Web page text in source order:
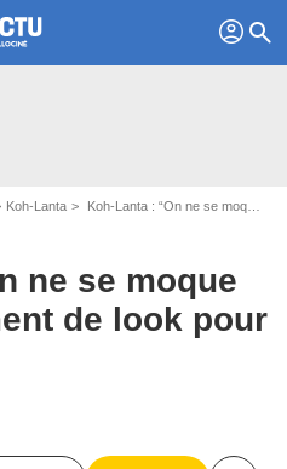
profil search
Koh-Lanta Koh-Lanta : “On ne se moque pas”, changement de look pour un candidat
ne se moque
de look pour